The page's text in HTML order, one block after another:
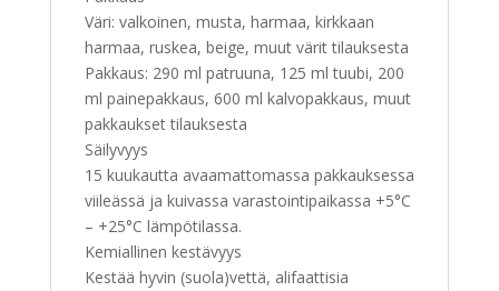
Väri: valkoinen, musta, harmaa, kirkkaan
harmaa, ruskea, beige, muut värit tilauksesta
Pakkaus: 290 ml patruuna, 125 ml tuubi, 200
ml painepakkaus, 600 ml kalvopakkaus, muut
pakkaukset tilauksesta
Säilyvyys
15 kuukautta avaamattomassa pakkauksessa
viileässä ja kuivassa varastointipaikassa +5°C
– +25°C lämpötilassa.
Kemiallinen kestävyys
Kestää hyvin (suola)vettä, alifaattisia